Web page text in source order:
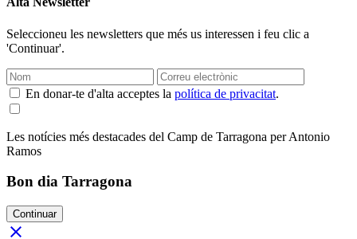
Seleccioneu les newsletters que més us interessen i feu clic a
'Continuar'.
En donar-te d'alta acceptes la política de privacitat.
Les notícies més destacades del Camp de Tarragona per Antonio
Ramos
Bon dia Tarragona
Continuar
close